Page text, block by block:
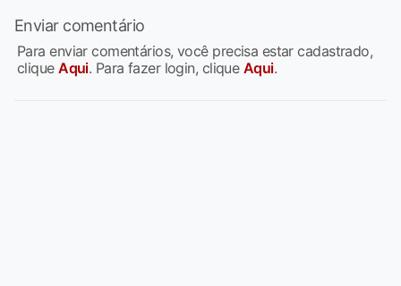
Enviar comentário
Para enviar comentários, você precisa estar cadastrado,
cliqueAqui. Para fazer login, clique Aqui.